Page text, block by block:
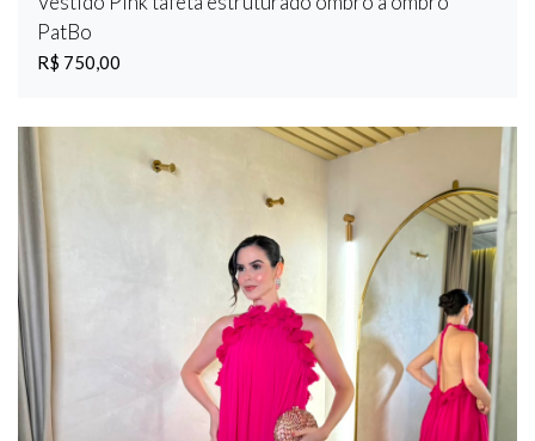
PatBo
R$ 750,00